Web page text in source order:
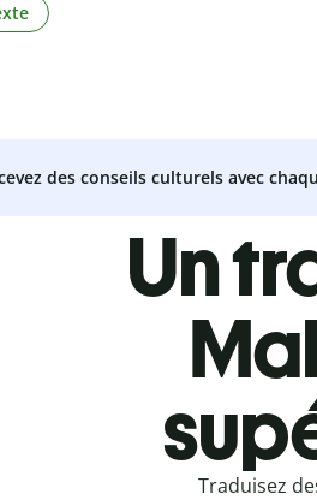
des conseils culturels avec
Un
Traduisez